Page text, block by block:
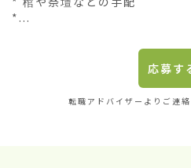
*...
応募す
転職アドバイザーよりご連絡